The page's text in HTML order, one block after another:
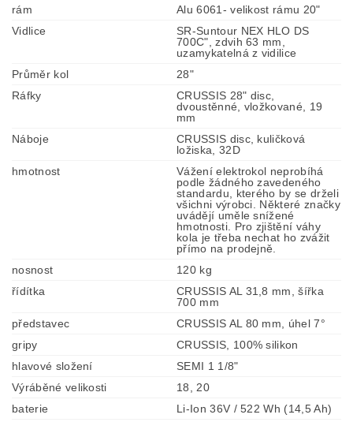
rám
Alu 6061- velikost rámu 20"
Vidlice
SR-Suntour NEX HLO DS
700C", zdvih 63 mm,
uzamykatelná z vidilice
Průměr kol
28"
Ráfky
CRUSSIS 28" disc,
dvoustěnné, vložkované, 19
mm
Náboje
CRUSSIS disc, kuličková
ložiska, 32D
hmotnost
Vážení elektrokol neprobíhá
podle žádného zavedeného
standardu, kterého by se drželi
všichni výrobci. Některé značky
uvádějí uměle snížené
hmotnosti. Pro zjištění váhy
kola je třeba nechat ho zvážit
přímo na prodejně.
nosnost
120 kg
řídítka
CRUSSIS AL 31,8 mm, šířka
700 mm
představec
CRUSSIS AL 80 mm, úhel 7°
gripy
CRUSSIS, 100% silikon
hlavové složení
SEMI 1 1/8"
Výráběné velikosti
18, 20
baterie
Li-Ion 36V / 522 Wh (14,5 Ah)